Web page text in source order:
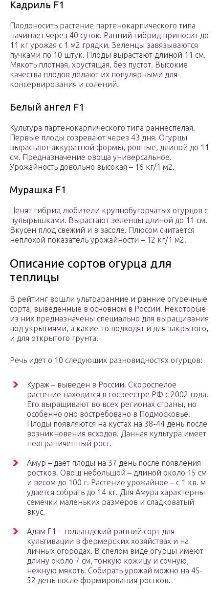
Кадриль F1
Плодоносить растение партенокарпического типа
начинает через 40 суток. Ранний гибрид приносит до
11 кг урожая с 1 м2 грядки. Зеленцы завязываются
пучками по 10 штук. Плоды вырастают длиной 11 см.
Мякоть плотная, хрустящая, без пустот. Высокие
качества плодов делают их популярными для
консервирования и солений.
Белый ангел F1
Культура партенокарпического типа раннеспелая.
Первые плоды созревают через 43 дня. Огурцы
вырастают аккуратной формы, ровные, длиной до 11
см. Предназначение овоща универсальное.
Урожайность довольно высокая – 16 кг/1 м2.
Мурашка F1
Ценят гибрид любители крупнобугорчатых огурцов с
пупырышками. Вырастают зеленцы длиной до 11 см.
Вкусен плод свежий и в засоле. Плюсом считается
неплохой показатель урожайности – 12 кг/1 м2.
Описание сортов огурца для
теплицы
В рейтинг вошли ультраранние и ранние огуречные
сорта, выведенные в основном в России. Некоторые
из них предназначены специально для выращивания
под укрытиями, а какие-то подходят и для закрытого,
и для открытого грунта.
Речь идет о 10 следующих разновидностях огурцов:
Кураж – выведен в России. Скороспелое
растение находится в госреестре РФ с 2002 года.
Его выращивают во всех регионах страны, но
особенно оно востребовано в Подмосковье.
Плоды появляются на кустах на 38-44 день после
возникновения всходов. Данная культура имеет
неограниченный рост.
Амур – дает плоды на 37 день после появления
ростков. Овощ небольшой – длиной около 15 см
и весом до 100 г. Растение урожайное – с 1 кв. м
удается собрать до 14 кг. Для Амура характерны
семечки маленьких размеров и сладковатый
вкус.
Адам F1 – голландский ранний сорт для
культивации в фермерских хозяйствах и на
личных огородах. В спелом виде огурцы имеют
длину около 7 см, тонкую кожицу и сочную,
нежную мякоть. Собирать урожай можно на 45-
52 день после формирования ростков.